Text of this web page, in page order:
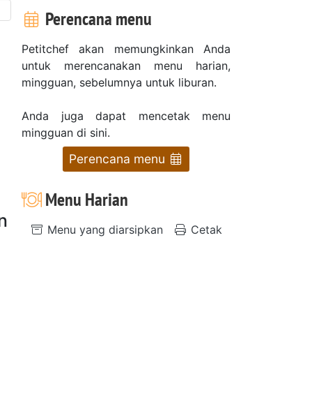
Perencana menu
Petitchef akan memungkinkan Anda
untuk merencanakan menu harian,
mingguan, sebelumnya untuk liburan.
Anda juga dapat mencetak menu
mingguan di sini.
Perencana menu
Menu Harian
Menu yang diarsipkan Cetak